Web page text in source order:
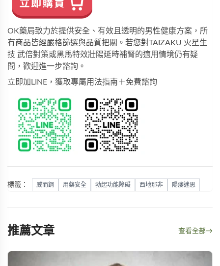
OK藥局致力於提供安全、有效且透明的男性健康方案，所
有商品皆經嚴格篩選與品質把關。若您對TAIZAKU 火星生
技 武倍對策或黑馬特效壯陽延時補腎的適用情境仍有疑
問，歡迎進一步諮詢。
立即加LINE，獲取專屬用法指南＋免費諮詢
標籤： 威而鋼 用藥安全 勃起功能障礙 西地那非 陽痿迷思
推薦文章 查看全部→